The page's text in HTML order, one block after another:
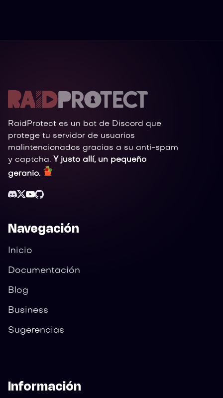
RaidProtect es un bot de Discord que
protege tu servidor de usuarios
malintencionados gracias a su anti-spam
y captcha. Y justo allí, un pequeño
geranio.
Navegación
Inicio
Documentación
Blog
Business
Sugerencias
Información